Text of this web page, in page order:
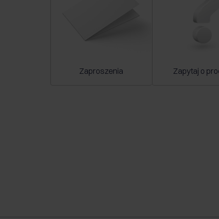
Zaproszenia Zapytaj o